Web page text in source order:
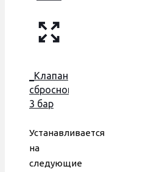
_Клапан
сбросной
3 бар
Gaz
6000,
2000,
Устанавливается
на
следующие